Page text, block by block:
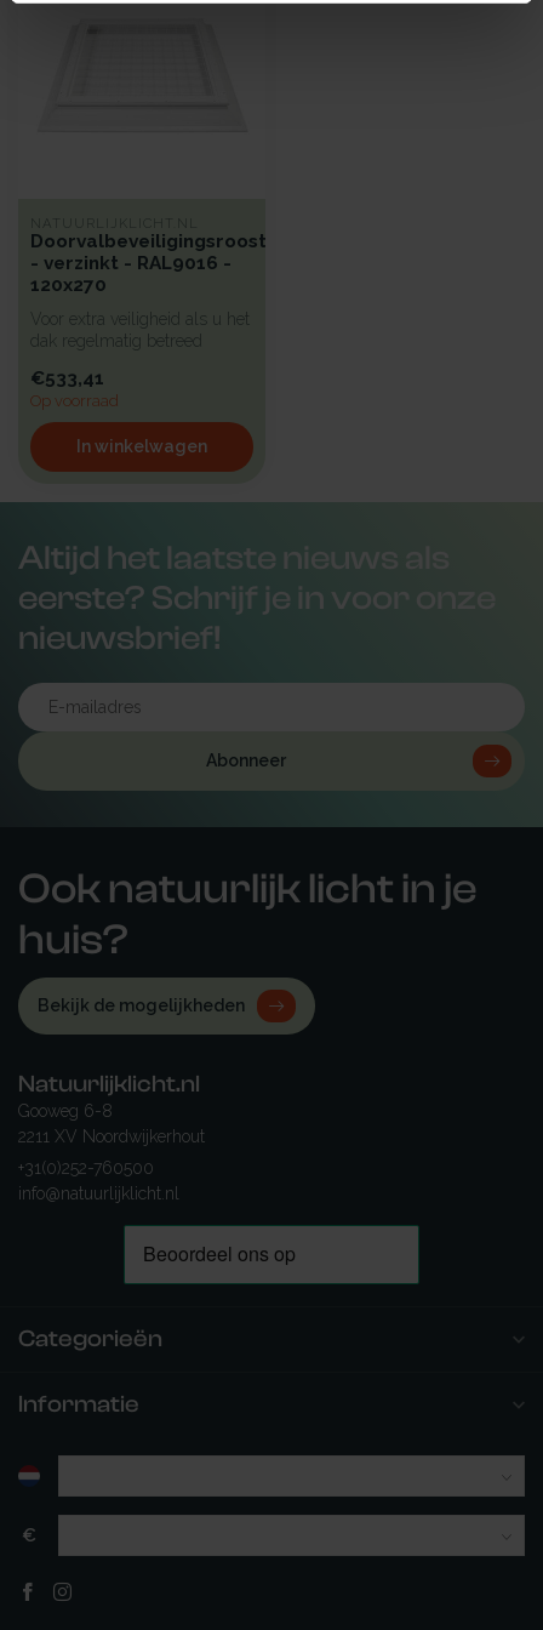
NATUURLIJKLICHT.NL
Doorvalbeveiligingsrooster
- verzinkt - RAL9016 -
120x270
Voor extra veiligheid als u het
dak regelmatig betreed
€533,41
Op voorraad
In winkelwagen
Altijd het laatste nieuws als
eerste? Schrijf je in voor onze
nieuwsbrief!
Abonneer
Ook natuurlijk licht in je
huis?
Bekijk de mogelijkheden
Natuurlijklicht.nl
Gooweg 6-8
2211 XV Noordwijkerhout
+31(0)252-760500
info@natuurlijklicht.nl
Categorieën
Informatie
€